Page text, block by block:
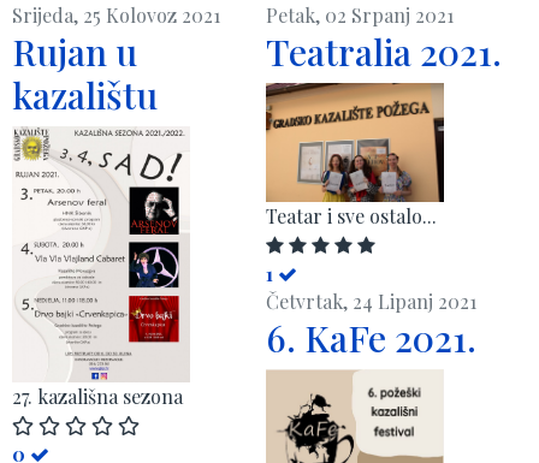
Srijeda, 25 Kolovoz 2021
Rujan u
kazalištu
​27. kazališna sezona
0
Petak, 02 Srpanj 2021
Teatralia 2021.
Teatar i sve ostalo...
1
Četvrtak, 24 Lipanj 2021
6. KaFe 2021.